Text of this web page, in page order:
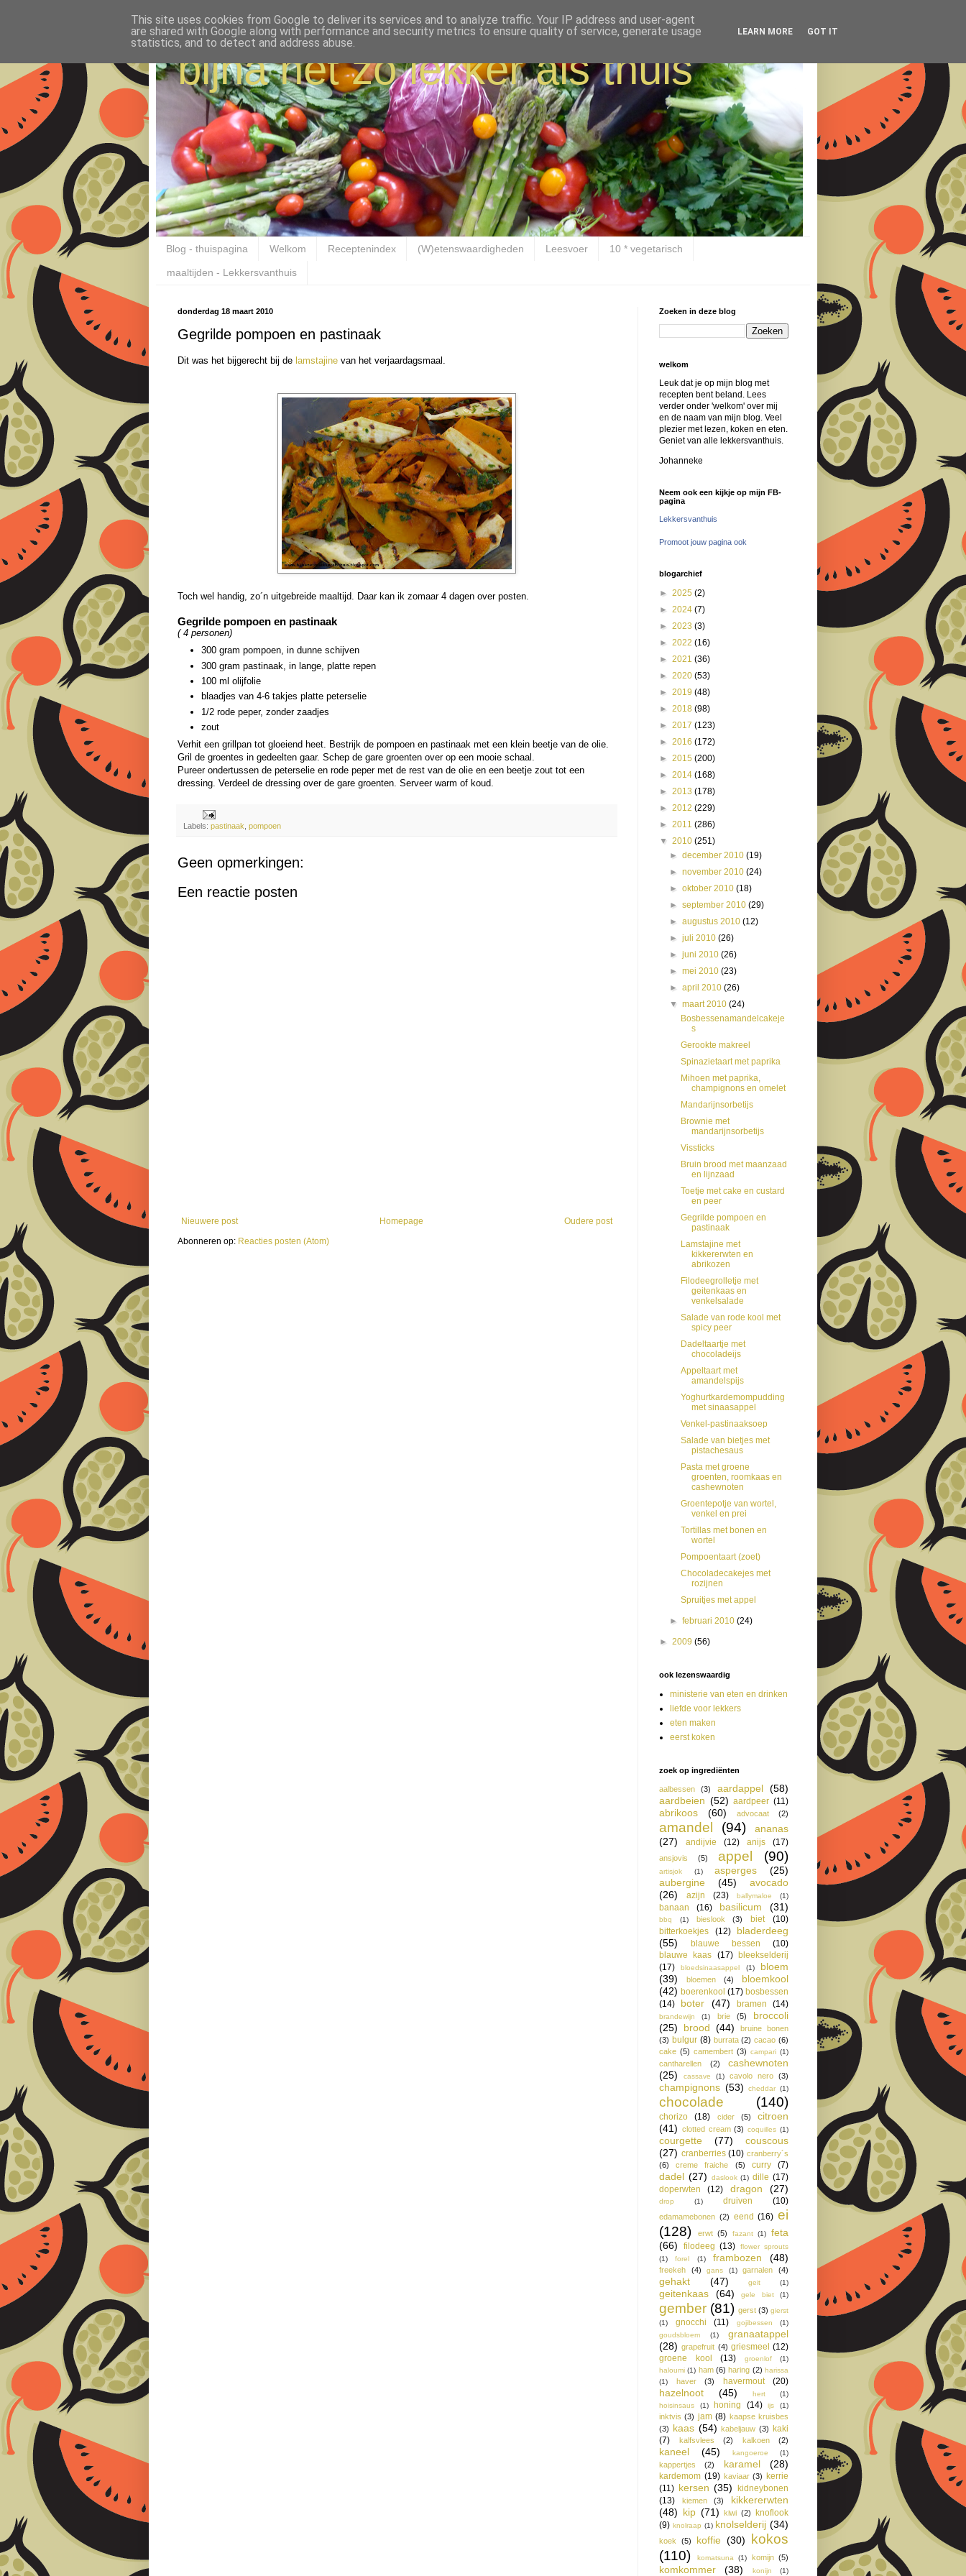
bijna net zo lekker als thuis
Blog - thuispagina Welkom Receptenindex (W)etenswaardigheden Leesvoer 10 * vegetarisch
maaltijden - Lekkersvanthuis
donderdag 18 maart 2010
Gegrilde pompoen en pastinaak
Dit was het bijgerecht bij de lamstajine van het verjaardagsmaal.
Toch wel handig, zo´n uitgebreide maaltijd. Daar kan ik zomaar 4 dagen over posten.
Gegrilde pompoen en pastinaak
( 4 personen)
300 gram pompoen, in dunne schijven
300 gram pastinaak, in lange, platte repen
100 ml olijfolie
blaadjes van 4-6 takjes platte peterselie
1/2 rode peper, zonder zaadjes
zout
Verhit een grillpan tot gloeiend heet. Bestrijk de pompoen en pastinaak met een klein beetje van de olie.
Gril de groentes in gedeelten gaar. Schep de gare groenten over op een mooie schaal.
Pureer ondertussen de peterselie en rode peper met de rest van de olie en een beetje zout tot een
dressing. Verdeel de dressing over de gare groenten. Serveer warm of koud.
Labels: pastinaak, pompoen
Geen opmerkingen:
Een reactie posten
Nieuwere post Oudere post
Homepage
Abonneren op: Reacties posten (Atom)
Zoeken in deze blog
welkom
Leuk dat je op mijn blog met
recepten bent beland. Lees
verder onder 'welkom' over mij
en de naam van mijn blog. Veel
plezier met lezen, koken en eten.
Geniet van alle lekkersvanthuis.
Johanneke
Neem ook een kijkje op mijn FB-
pagina
Lekkersvanthuis
Promoot jouw pagina ook
blogarchief
► 2025 (2)
► 2024 (7)
► 2023 (3)
► 2022 (16)
► 2021 (36)
► 2020 (53)
► 2019 (48)
► 2018 (98)
► 2017 (123)
► 2016 (172)
► 2015 (200)
► 2014 (168)
► 2013 (178)
► 2012 (229)
► 2011 (286)
▼ 2010 (251)
►december 2010(19)
►november 2010(24)
►oktober 2010(18)
►september 2010(29)
►augustus 2010(12)
►juli 2010(26)
►juni 2010(26)
►mei 2010(23)
►april 2010(26)
▼maart 2010(24)
Bosbessenamandelcakeje
s
Gerookte makreel
Spinazietaart met paprika
Mihoen met paprika,
champignons en omelet
Mandarijnsorbetijs
Brownie met
mandarijnsorbetijs
Vissticks
Bruin brood met maanzaad
en lijnzaad
Toetje met cake en custard
en peer
Gegrilde pompoen en
pastinaak
Lamstajine met
kikkererwten en
abrikozen
Filodeegrolletje met
geitenkaas en
venkelsalade
Salade van rode kool met
spicy peer
Dadeltaartje met
chocoladeijs
Appeltaart met
amandelspijs
Yoghurtkardemompudding
met sinaasappel
Venkel-pastinaaksoep
Salade van bietjes met
pistachesaus
Pasta met groene
groenten, roomkaas en
cashewnoten
Groentepotje van wortel,
venkel en prei
Tortillas met bonen en
wortel
Pompoentaart (zoet)
Chocoladecakejes met
rozijnen
Spruitjes met appel
►februari 2010(24)
► 2009 (56)
ook lezenswaardig
ministerie van eten en drinken
liefde voor lekkers
eten maken
eerst koken
zoek op ingrediënten
aalbessen (3) aardappel (58)
aardbeien (52) aardpeer (11)
abrikoos (60) advocaat (2)
amandel (94)
ananas
(27)
andijvie (12) anijs (17)
ansjovis (5) appel (90)
artisjok (1) asperges
(25)
aubergine
(45)
avocado
(26)
azijn (23) ballymaloe (1)
banaan (16) basilicum (31)
bbq (1) bieslook (3) biet
(10)
bitterkoekjes
(12)
bladerdeeg
(55)
blauwe bessen
(10)
blauwe kaas (17) bleekselderij
(17)
bloedsinaasappel (1)
bloem
(39)
bloemen (4)
bloemkool
(42) boerenkool (17) bosbessen
(14)
boter (47) bramen (14)
brandewijn (1) brie (5)
broccoli
(25)
brood (44)
bruine bonen
(3) bulgur (8) burrata (2) cacao (6)
cake (5) camembert (3) campari (1)
cantharellen (2)
cashewnoten
(25)
cassave (1) cavolo nero (3)
champignons (53) cheddar (1)
chocolade (140)
chorizo (18) cider (5)
citroen
(41) clotted cream (3) coquilles (1)
courgette (77)
couscous
(27) cranberries (10) cranberry´s
(6)
creme fraiche (5) curry (7)
dadel (27) daslook (1) dille (17)
doperwten
(12) dragon (27)
drop (1) druiven (10)
edamamebonen (2) eend (16) ei
(128)
erwt (5) fazant (1)
feta
(66)
filodeeg (13)
flower sprouts
(1)
forel (1) frambozen (48)
freekeh (4) gans (1) garnalen (4)
gehakt (47) geit (1)
geitenkaas (64) gele biet (1)
gember (81) gerst (3) gierst
(1)
gnocchi (11) gojibessen
(1)
goudsbloem
(1)
granaatappel
(28) grapefruit (4) griesmeel (12)
groene kool
(13) groenlof
(1)
haloumi (1) ham (6) haring (2) harissa
(1)
haver (3) havermout (20)
hazelnoot (45) hert
(1)
hoisinsaus
(1) honing (14) ijs (1)
inktvis (3) jam (8) kaapse kruisbes
(3) kaas (54) kabeljauw (3) kaki
(7)
kalfsvlees (2) kalkoen (2)
kaneel (45) kangoeroe (1)
kappertjes (2) karamel (28)
kardemom (19) kaviaar (3) kerrie
(11) kersen (35) kidneybonen
(13)
kiemen (3)
kikkererwten
(48) kip (71) kiwi (2) knoflook
(9) knolraap (1) knolselderij (34)
koek (5) koffie (30)
kokos
(110)
komatsuna (1) komijn (5)
komkommer (38) konijn (1)
This site uses cookies from Google to deliver its services and to analyze traffic. Your IP address and user-agent
are shared with Google along with performance and security metrics to ensure quality of service, generate usage
statistics, and to detect and address abuse.
LEARN MORE GOT IT